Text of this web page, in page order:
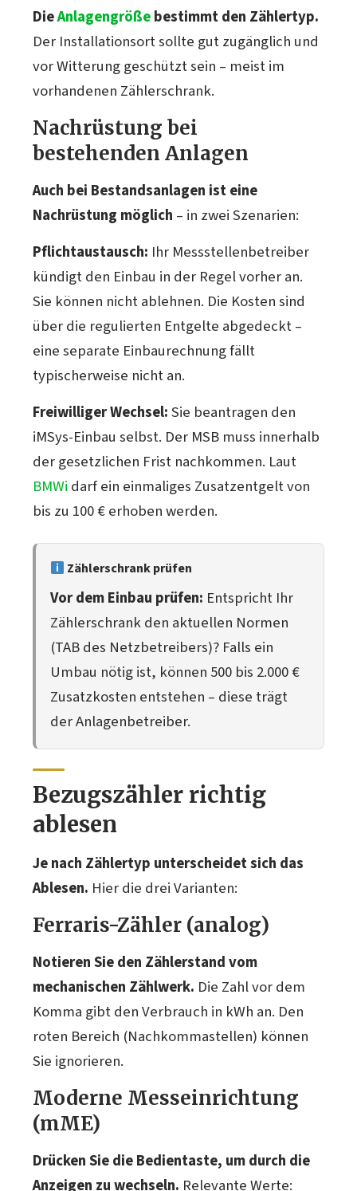
DieAnlagengrößebestimmt den Zählertyp.
Der Installationsort sollte gut zugänglich und
vor Witterung geschützt sein – meist im
vorhandenen Zählerschrank.
Nachrüstung bei
bestehenden Anlagen
Auch bei Bestandsanlagen ist eine
Nachrüstung möglich – in zwei Szenarien:
Pflichtaustausch: Ihr Messstellenbetreiber
kündigt den Einbau in der Regel vorher an.
Sie können nicht ablehnen. Die Kosten sind
über die regulierten Entgelte abgedeckt –
eine separate Einbaurechnung fällt
typischerweise nicht an.
Freiwilliger Wechsel:Sie beantragen den
iMSys-Einbau selbst. Der MSB muss innerhalb
der gesetzlichen Frist nachkommen. Laut
BMWi darf ein einmaliges Zusatzentgelt von
bis zu 100 € erhoben werden.
Zählerschrank prüfen
Vor dem Einbau prüfen: Entspricht Ihr
Zählerschrank den aktuellen Normen
(TAB des Netzbetreibers)? Falls ein
Umbau nötig ist, können 500 bis 2.000 €
Zusatzkosten entstehen – diese trägt
der Anlagenbetreiber.
Bezugszähler richtig
ablesen
Je nach Zählertyp unterscheidet sich das
Ablesen. Hier die drei Varianten:
Ferraris-Zähler (analog)
Notieren Sie den Zählerstand vom
mechanischen Zählwerk. Die Zahl vor dem
Komma gibt den Verbrauch in kWh an. Den
roten Bereich (Nachkommastellen) können
Sie ignorieren.
Moderne Messeinrichtung
(mME)
Drücken Sie die Bedientaste, um durch die
Anzeigen zu wechseln. Relevante Werte: